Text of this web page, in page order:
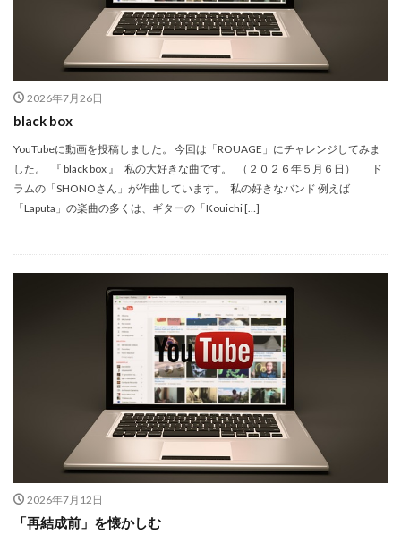
2026年7月26日
black box
YouTubeに動画を投稿しました。 今回は「ROUAGE」にチャレンジしてみま
した。 『 black box 』 私の大好きな曲です。 （２０２６年５月６日） ド
ラムの「SHONOさん」が作曲しています。 私の好きなバンド 例えば
「Laputa」の楽曲の多くは、ギターの「Kouichi […]
2026年7月12日
「再結成前」を懐かしむ